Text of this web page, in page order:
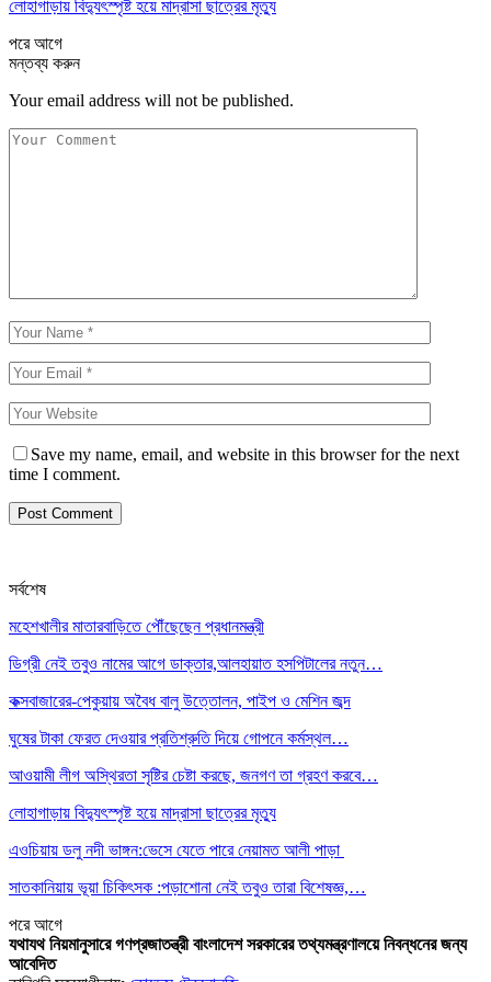
লোহাগাড়ায় বিদ্যুৎস্পৃষ্ট হয়ে মাদ্রাসা ছাত্রের মৃত্যু
পরেআগে
মন্তব্য করুন
Your email address will not be published.
Save my name, email, and website in this browser for the next
time I comment.
সর্বশেষ
মহেশখালীর মাতারবাড়িতে পৌঁছেছেন প্রধানমন্ত্রী
ডিগ্রী নেই তবুও নামের আগে ডাক্তার,আলহায়াত হসপিটালের নতুন…
কক্সবাজারের-পেকুয়ায় অবৈধ বালু উত্তোলন, পাইপ ও মেশিন জব্দ
ঘুষের টাকা ফেরত দেওয়ার প্রতিশ্রুতি দিয়ে গোপনে কর্মস্থল…
আওয়ামী লীগ অস্থিরতা সৃষ্টির চেষ্টা করছে, জনগণ তা গ্রহণ করবে…
লোহাগাড়ায় বিদ্যুৎস্পৃষ্ট হয়ে মাদ্রাসা ছাত্রের মৃত্যু
এওচিয়ায় ডলু নদী ভাঙ্গন:ভেসে যেতে পারে নেয়ামত আলী পাড়া
সাতকানিয়ায় ভূয়া চিকিৎসক :পড়াশোনা নেই তবুও তারা বিশেষজ্ঞ,…
পরেআগে
যথাযথ নিয়মানুসারে গণপ্রজাতন্ত্রী বাংলাদেশ সরকারের তথ্যমন্ত্রণালয়ে নিবন্ধনের জন্য
আবেদিত